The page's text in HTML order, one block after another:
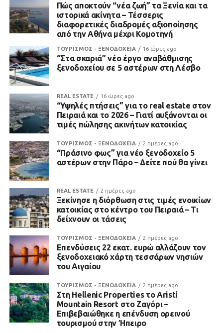
Πώς αποκτούν “νέα ζωή” τα Ξενία και τα
ιστορικά ακίνητα – Τέσσερις
διαφορετικές διαδρομές αξιοποίησης
από την Αθήνα μέχρι Κομοτηνή
ΤΟΥΡΙΣΜΟΣ - ΞΕΝΟΔΟΧΕΙΑ 16 ώρες ago
“Στα σκαριά” νέο έργο αναβάθμισης
ξενοδοχείου σε 5 αστέρων στη Λέσβο
REAL ESTATE 16 ώρες ago
“Υψηλές πτήσεις” για το real estate στον
Πειραιά και το 2026 – Γιατί αυξάνονται οι
τιμές πώλησης ακινήτων κατοικίας
ΤΟΥΡΙΣΜΟΣ - ΞΕΝΟΔΟΧΕΙΑ 2 ημέρες ago
“Πράσινο φως” για νέο ξενοδοχείο 5
αστέρων στην Πάρο – Δείτε πού θα γίνει
REAL ESTATE 2 ημέρες ago
Ξεκίνησε η διόρθωση στις τιμές ενοικίων
κατοικίας στο κέντρο του Πειραιά – Τι
δείχνουν οι τάσεις
ΤΟΥΡΙΣΜΟΣ - ΞΕΝΟΔΟΧΕΙΑ 2 ημέρες ago
Επενδύσεις 22 εκατ. ευρώ αλλάζουν τον
ξενοδοχειακό χάρτη τεσσάρων νησιών
του Αιγαίου
ΤΟΥΡΙΣΜΟΣ - ΞΕΝΟΔΟΧΕΙΑ 2 ημέρες ago
Στη Hellenic Properties το Aristi
Mountain Resort στο Ζαγόρι –
Επιβεβαιώθηκε η επένδυση ορεινού
τουρισμού στην Ήπειρο